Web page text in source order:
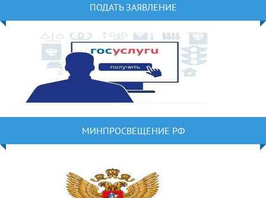
ПОДАТЬ ЗАЯВЛЕНИЕ
МИНПРОСВЕЩЕНИЕ РФ